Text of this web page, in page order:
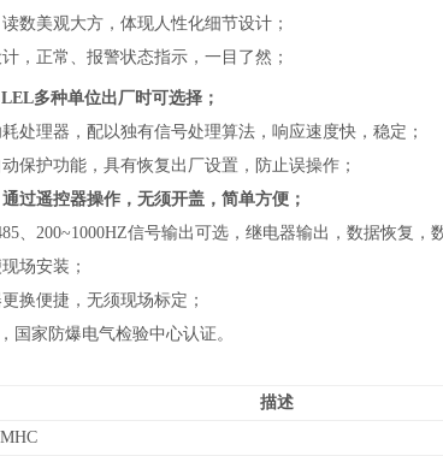
数美观大方，体现人性化细节设计；
，正常、报警状态指示，一目了然；
多种单位出厂时可选择；
处理器，配以独有信号处理算法，响应速度快，稳定；
保护功能，具有恢复出厂设置，防止误操作；
过遥控器操作，无须开盖，简单方便；
、200~1000HZ信号输出可选，继电器输出，数据恢复，
场安装；
换便捷，无须现场标定；
家防爆电气检验中心认证。
描述